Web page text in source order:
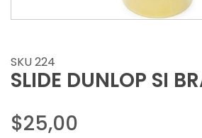
SKU 224
SLIDE DUNLOP SI
$25,00